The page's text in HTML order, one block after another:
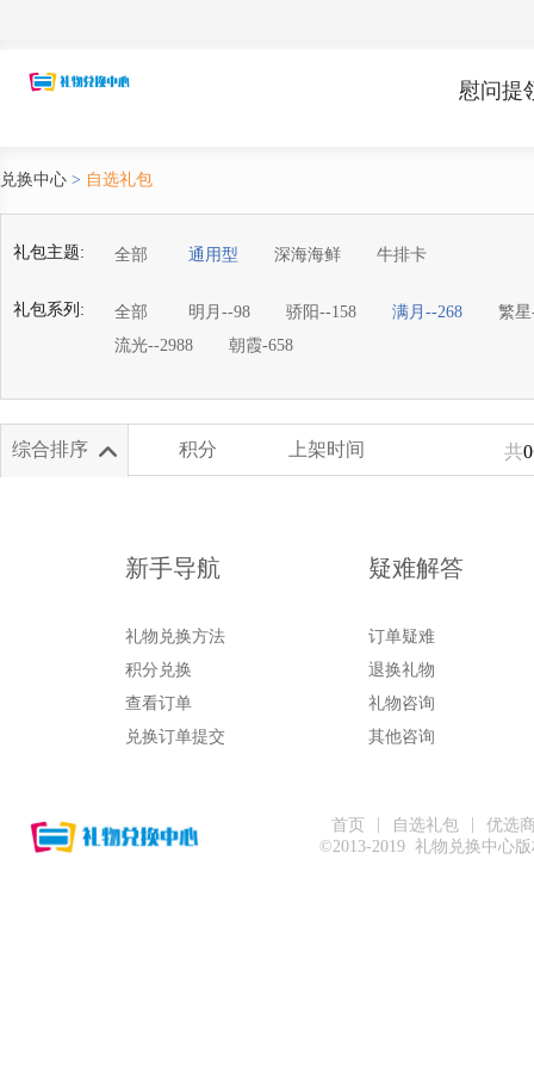
慰问提
兑换中心 > 自选礼包
礼包主题: 全部 通用型 深海海鲜 牛排卡
礼包系列: 全部 明月--98 骄阳--158 满月--268
繁星
流光--2988
朝霞-658
综合排序 积分 上架时间 共0
新手导航
礼物兑换方法
积分兑换
查看订单
兑换订单提交
疑难解答
订单疑难
退换礼物
礼物咨询
其他咨询
首页 | 自选礼包 |
优选
©2013-2019 礼物兑换中心版